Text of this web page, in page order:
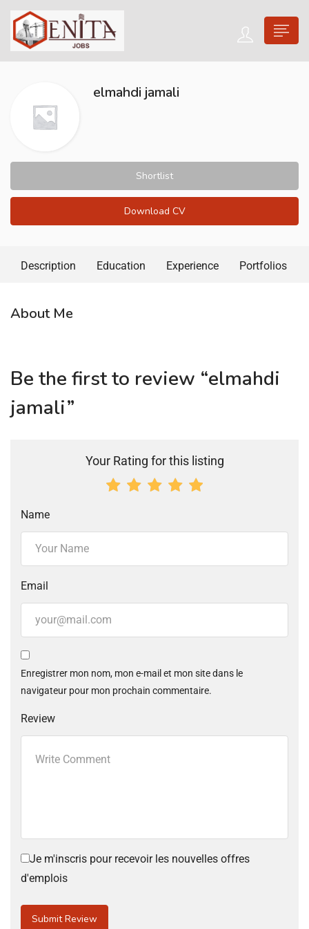
elmahdi jamali
Shortlist
Download CV
Description Education Experience Portfolios
About Me
Be the first to review “elmahdi
jamali”
Your Rating for this listing
Name
Email
Enregistrer mon nom, mon e-mail et mon site dans le
navigateur pour mon prochain commentaire.
Review
Je m'inscris pour recevoir les nouvelles offres
d'emplois